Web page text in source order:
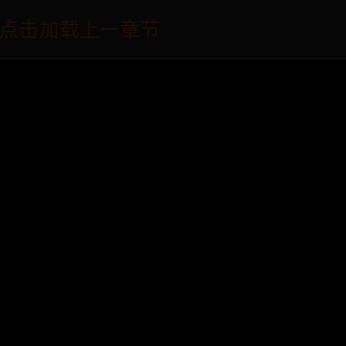
点击加载上一章节